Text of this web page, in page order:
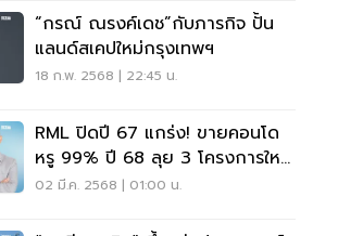
“กรณ์ ณรงค์เดช”กับภารกิจ ปั้น
แลนด์สเคปใหม่กรุงเทพฯ
18 ก.พ. 2568 | 22:45 น.
RML ปิดปี 67 แกร่ง! ขายคอนโด
หรู 99% ปี 68 ลุย 3 โครงการใหม่
1.9 หมื่นล้าน
02 มี.ค. 2568 | 01:00 น.